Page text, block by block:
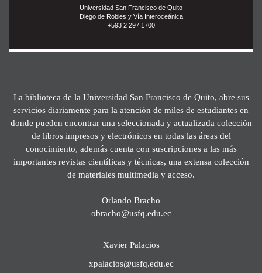
Universidad San Francisco de Quito
Diego de Robles y Vía Interoceánica
+593 2 297 1700
La biblioteca de la Universidad San Francisco de Quito, abre sus
servicios diariamente para la atención de miles de estudiantes en
donde pueden encontrar una seleccionada y actualizada colección
de libros impresos y electrónicos en todas las áreas del
conocimiento, además cuenta con suscripciones a las más
importantes revistas científicas y técnicas, una extensa colección
de materiales multimedia y acceso.
Orlando Bracho
obracho@usfq.edu.ec
Xavier Palacios
xpalacios@usfq.edu.ec